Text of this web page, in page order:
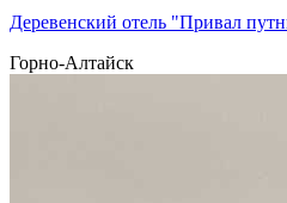
Деревенский отель "Привал
Горно-Алтайск